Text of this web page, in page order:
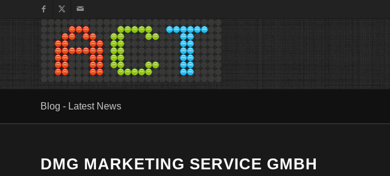
Blog - Latest News
DMG MARKETING SERVICE GMBH